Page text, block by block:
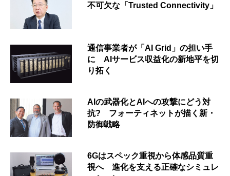
不可欠な「Trusted Connectivity」
通信事業者が「AI Grid」の担い手
に AIサービス収益化の新地平を切
り拓く
AIの武器化とAIへの攻撃にどう対
抗? フォーティネットが描く新・
防御戦略
6Gはスペック重視から体感品質重
視へ 進化を支える正確なシミュレ